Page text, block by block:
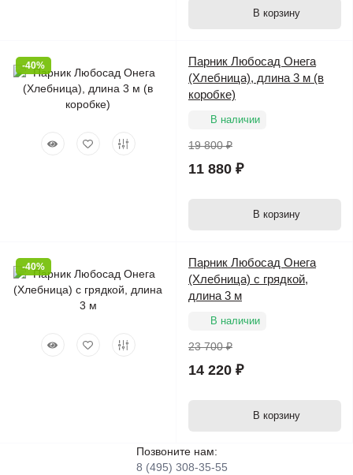
В корзину
-40%
Парник Любосад Онега
(Хлебница), длина 3 м (в
коробке)
В наличии
19 800 ₽
11 880 ₽
В корзину
-40%
Парник Любосад Онега
(Хлебница) с грядкой,
длина 3 м
В наличии
23 700 ₽
14 220 ₽
В корзину
Позвоните нам:
8 (495) 308-35-55